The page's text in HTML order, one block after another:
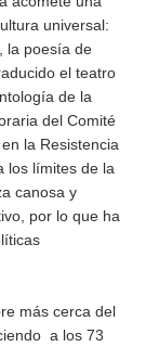
universal:
la poesía de
el teatro
de la
del Comité
la Resistencia
los límites de la
canosa y
por lo que ha
más cerca del
a los 73